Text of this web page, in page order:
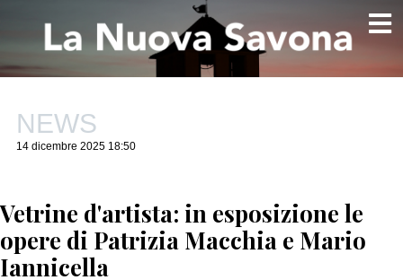
NEWS
14 dicembre 2025 18:50
Vetrine d'artista: in esposizione le
opere di Patrizia Macchia e Mario
Iannicella